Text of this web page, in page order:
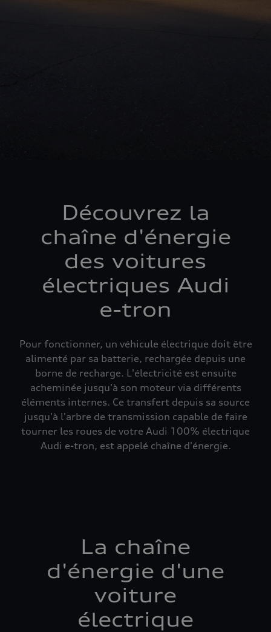
Découvrez la
chaîne d'énergie
des voitures
électriques Audi
e-tron
Pour fonctionner, un véhicule électrique doit être
alimenté par sa batterie, rechargée depuis une
borne de recharge. L'électricité est ensuite
acheminée jusqu'à son moteur via différents
éléments internes. Ce transfert depuis sa source
jusqu'à l'arbre de transmission capable de faire
tourner les roues de votre Audi 100% électrique
Audi e-tron, est appelé chaîne d'énergie.
La chaîne
d'énergie d'une
voiture
électrique